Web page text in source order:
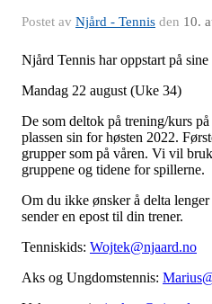
Postet av Njård - Tennis den 10.
Njård Tennis har oppstart på
Mandag 22 august (Uke 34)
De som deltok på trening/kurs
plassen sin for høsten 2022.
grupper som på våren. Vi vil
gruppene og tidene for spillerne.
Om du ikke ønsker å delta
sender en epost til din trener.
Tenniskids: Wojtek@njaard.no
Aks og Ungdomstennis: